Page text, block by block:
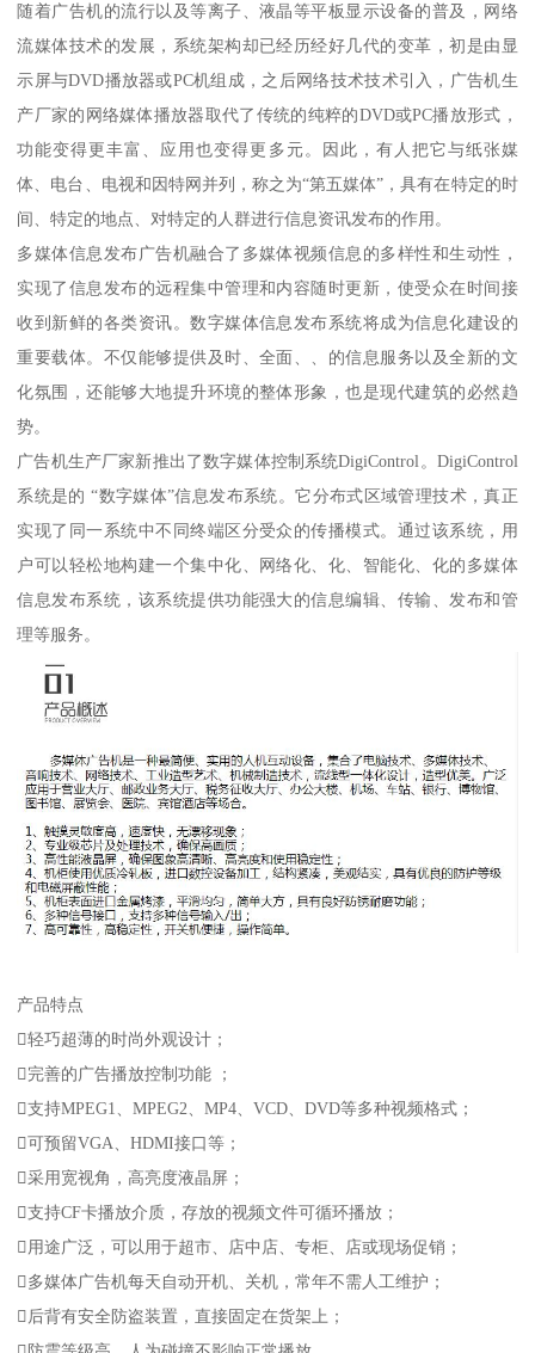
随着广告机的流行以及等离子、液晶等平板显示设备的普及，网络
流媒体技术的发展，系统架构却已经历经好几代的变革，初是由显
示屏与DVD播放器或PC机组成，之后网络技术技术引入，广告机生
产厂家的网络媒体播放器取代了传统的纯粹的DVD或PC播放形式，
功能变得更丰富、应用也变得更多元。因此，有人把它与纸张媒
体、电台、电视和因特网并列，称之为“第五媒体”，具有在特定的时
间、特定的地点、对特定的人群进行信息资讯发布的作用。
多媒体信息发布广告机融合了多媒体视频信息的多样性和生动性，
实现了信息发布的远程集中管理和内容随时更新，使受众在时间接
收到新鲜的各类资讯。数字媒体信息发布系统将成为信息化建设的
重要载体。不仅能够提供及时、全面、、的信息服务以及全新的文
化氛围，还能够大地提升环境的整体形象，也是现代建筑的必然趋
势。
广告机生产厂家新推出了数字媒体控制系统DigiControl。DigiControl
系统是的 “数字媒体”信息发布系统。它分布式区域管理技术，真正
实现了同一系统中不同终端区分受众的传播模式。通过该系统，用
户可以轻松地构建一个集中化、网络化、化、智能化、化的多媒体
信息发布系统，该系统提供功能强大的信息编辑、传输、发布和管
理等服务。
产品特点
轻巧超薄的时尚外观设计；
完善的广告播放控制功能 ；
支持MPEG1、MPEG2、MP4、VCD、DVD等多种视频格式；
可预留VGA、HDMI接口等；
采用宽视角，高亮度液晶屏；
支持CF卡播放介质，存放的视频文件可循环播放；
用途广泛，可以用于超市、店中店、专柜、店或现场促销；
多媒体广告机每天自动开机、关机，常年不需人工维护；
后背有安全防盗装置，直接固定在货架上；